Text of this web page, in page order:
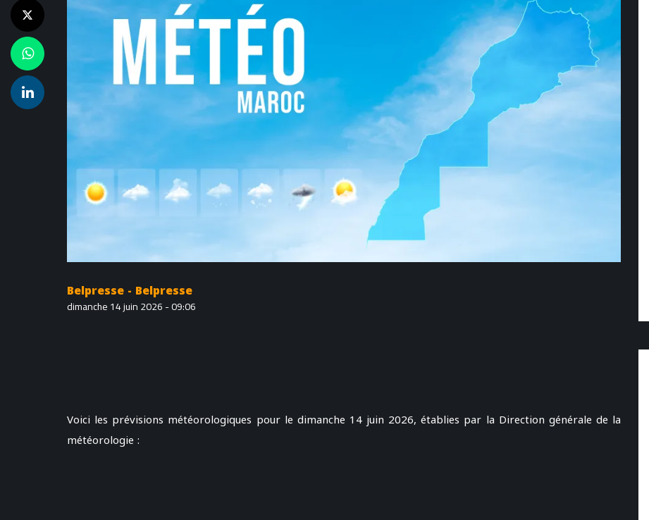
Belpresse - Belpresse
dimanche 14 juin 2026 - 09:06
Voici les prévisions météorologiques pour le dimanche 14 juin 2026, établies par la Direction générale de la
météorologie :